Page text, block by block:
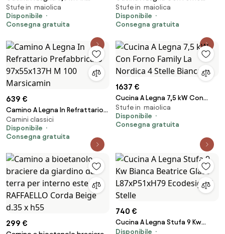
Maiolica Rosa La Nordica 5
Stelle Panna
Stufe in maiolica
Disponibile
Consegna gratuita
Ventilato 6,5 kW Smart 60
Cadel Antracite
Stufe in maiolica
Disponibile
Consegna gratuita
639 €
Camino A Legna In Refrattario
Prefabbricato 97x55x137H M
100 Marsicamin
Camini classici
Disponibile
Consegna gratuita
1637 €
Cucina A Legna 7,5 kW Con
Forno Family La Nordica 4 Stelle
Bianca
Stufe in maiolica
Disponibile
Consegna gratuita
299 €
740 €
Cucina A Legna Stufa 9 Kw
Bianca Beatrice Glass
Disponibile